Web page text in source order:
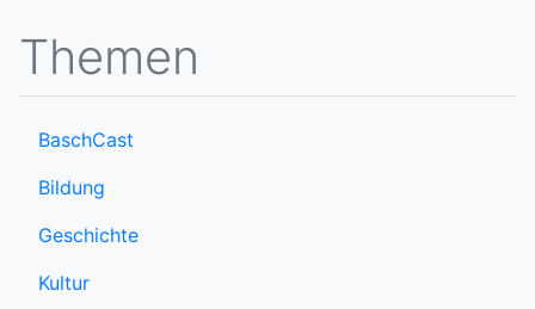
Themen
BaschCast
Bildung
Geschichte
Kultur